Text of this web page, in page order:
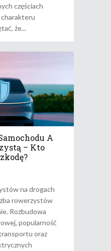
częściach
charakteru
że
A
– Kto
na drogach
rowerzystów
Rozbudowa
popularność
oraz